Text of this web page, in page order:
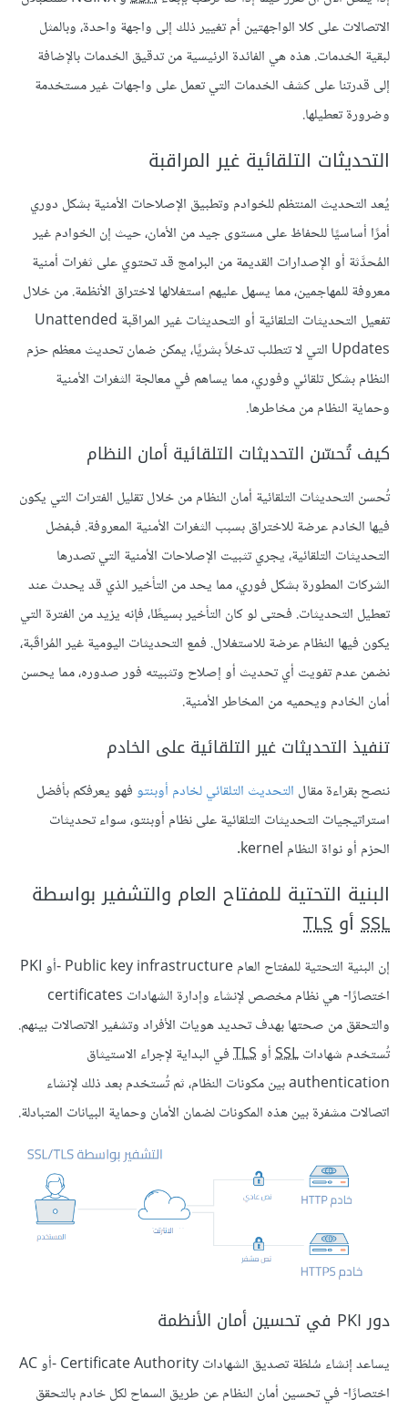
الاتصالات على كلا الواجهتين أم تغيير ذلك إلى واجهة واحدة، وبالمثل
لبقية الخدمات. هذه هي الفائدة الرئيسية من تدقيق الخدمات بالإضافة
إلى قدرتنا على كشف الخدمات التي تعمل على واجهات غير مستخدمة
وضرورة تعطيلها.
التحديثات التلقائية غير المراقبة
يُعد التحديث المنتظم للخوادم وتطبيق الإصلاحات الأمنية بشكل دوري
أمرًا أساسيًا للحفاظ على مستوى جيد من الأمان، حيث إن الخوادم غير
المُحدَّثة أو الإصدارات القديمة من البرامج قد تحتوي على ثغرات أمنية
معروفة للمهاجمين، مما يسهل عليهم استغلالها لاختراق الأنظمة. من خلال
تفعيل التحديثات التلقائية أو التحديثات غير المراقبة Unattended
Updates التي لا تتطلب تدخلاً بشريًا، يمكن ضمان تحديث معظم حزم
النظام بشكل تلقائي وفوري، مما يساهم في معالجة الثغرات الأمنية
وحماية النظام من مخاطرها.
كيف تُحسّن التحديثات التلقائية أمان النظام
تُحسن التحديثات التلقائية أمان النظام من خلال تقليل الفترات التي يكون
فيها الخادم عرضة للاختراق بسبب الثغرات الأمنية المعروفة. فبفضل
التحديثات التلقائية، يجري تثبيت الإصلاحات الأمنية التي تصدرها
الشركات المطورة بشكل فوري، مما يحد من التأخير الذي قد يحدث عند
تعطيل التحديثات. فحتى لو كان التأخير بسيطًا، فإنه يزيد من الفترة التي
يكون فيها النظام عرضة للاستغلال. فمع التحديثات اليومية غير المُراقَبة،
نضمن عدم تفويت أي تحديث أو إصلاح وتثبيته فور صدوره، مما يحسن
أمان الخادم ويحميه من المخاطر الأمنية.
تنفيذ التحديثات غير التلقائية على الخادم
ننصح بقراءة مقال التحديث التلقائي لخادم أوبنتوفهو يعرفكم بأفضل
استراتيجيات التحديثات التلقائية على نظام أوبنتو، سواء تحديثات
الحزم أو نواة النظام kernel.
البنية التحتية للمفتاح العام والتشفير بواسطة
SSL أو TLS
إن البنية التحتية للمفتاح العام Public key infrastructure -أو PKI
اختصارًا- هي نظام مخصص لإنشاء وإدارة الشهادات certificates
والتحقق من صحتها بهدف تحديد هويات الأفراد وتشفير الاتصالات بينهم.
تُستخدم شهاداتSSLأوTLSفي البداية لإجراء الاستيثاق
authentication بين مكونات النظام، ثم تُستخدم بعد ذلك لإنشاء
اتصالات مشفرة بين هذه المكونات لضمان الأمان وحماية البيانات المتبادلة.
دور PKI في تحسين أمان الأنظمة
يساعد إنشاء سُلطَة تصديق الشهادات Certificate Authority -أو AC
اختصارًا- في تحسين أمان النظام عن طريق السماح لكل خادم بالتحقق